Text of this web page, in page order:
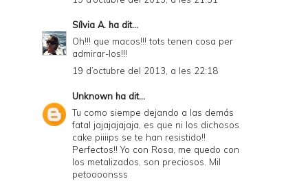
Sílvia A. ha dit...
Oh!!! que macos!!! tots tenen cosa per
admirar-los!!!
19 d’octubre del 2013, a les 22:18
Unknown ha dit...
Tu como siempe dejando a las demás
fatal jajajajajaja, es que ni los dichosos
cake piiiips se te han resistido!!
Perfectos!! Yo con Rosa, me quedo con
los metalizados, son preciosos. Mil
petoooonsss